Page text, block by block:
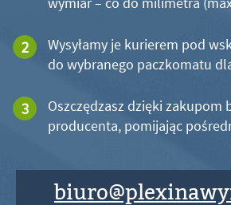
Wysyłamy je kurierem pod
do wybranego paczkomatu
Oszczędzasz dzięki zakupom
producenta, pomijając